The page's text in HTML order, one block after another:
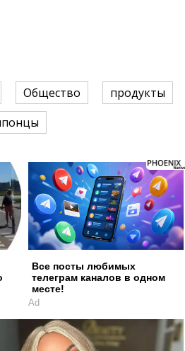
Общество
продукты
Все посты любимых
телеграм каналов в одном
месте!
Ad